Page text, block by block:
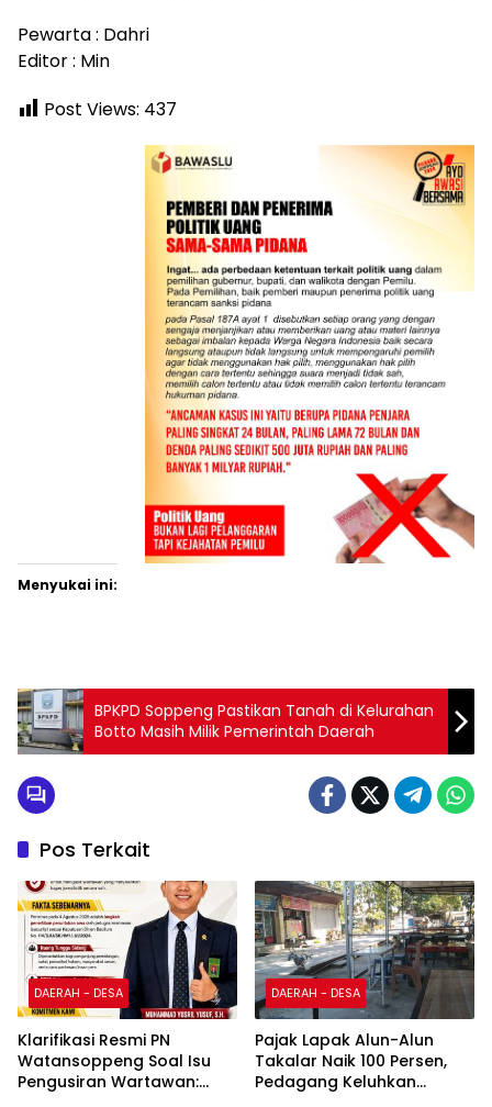
Pewarta : Dahri
Editor : Min
Post Views: 437
Menyukai ini:
BPKPD Soppeng Pastikan Tanah di Kelurahan
Botto Masih Milik Pemerintah Daerah
Pos Terkait
DAERAH - DESA
Klarifikasi Resmi PN
Watansoppeng Soal Isu
Pengusiran Wartawan:
DAERAH - DESA
Pajak Lapak Alun-Alun
Takalar Naik 100 Persen,
Pedagang Keluhkan